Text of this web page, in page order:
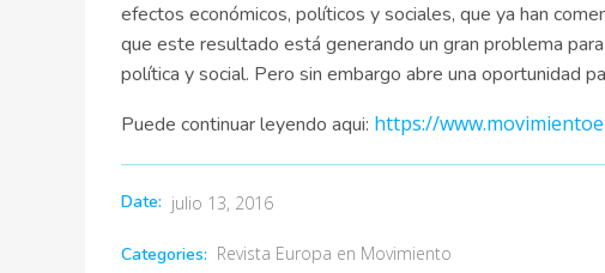
efectos económicos, políticos y sociales, que ya han
que este resultado está generando un gran problema
política y social. Pero sin embargo abre una oportunidad
Puede continuar leyendo aqui: https://
Date: julio 13, 2016
Categories: Revista Europa en Movimiento